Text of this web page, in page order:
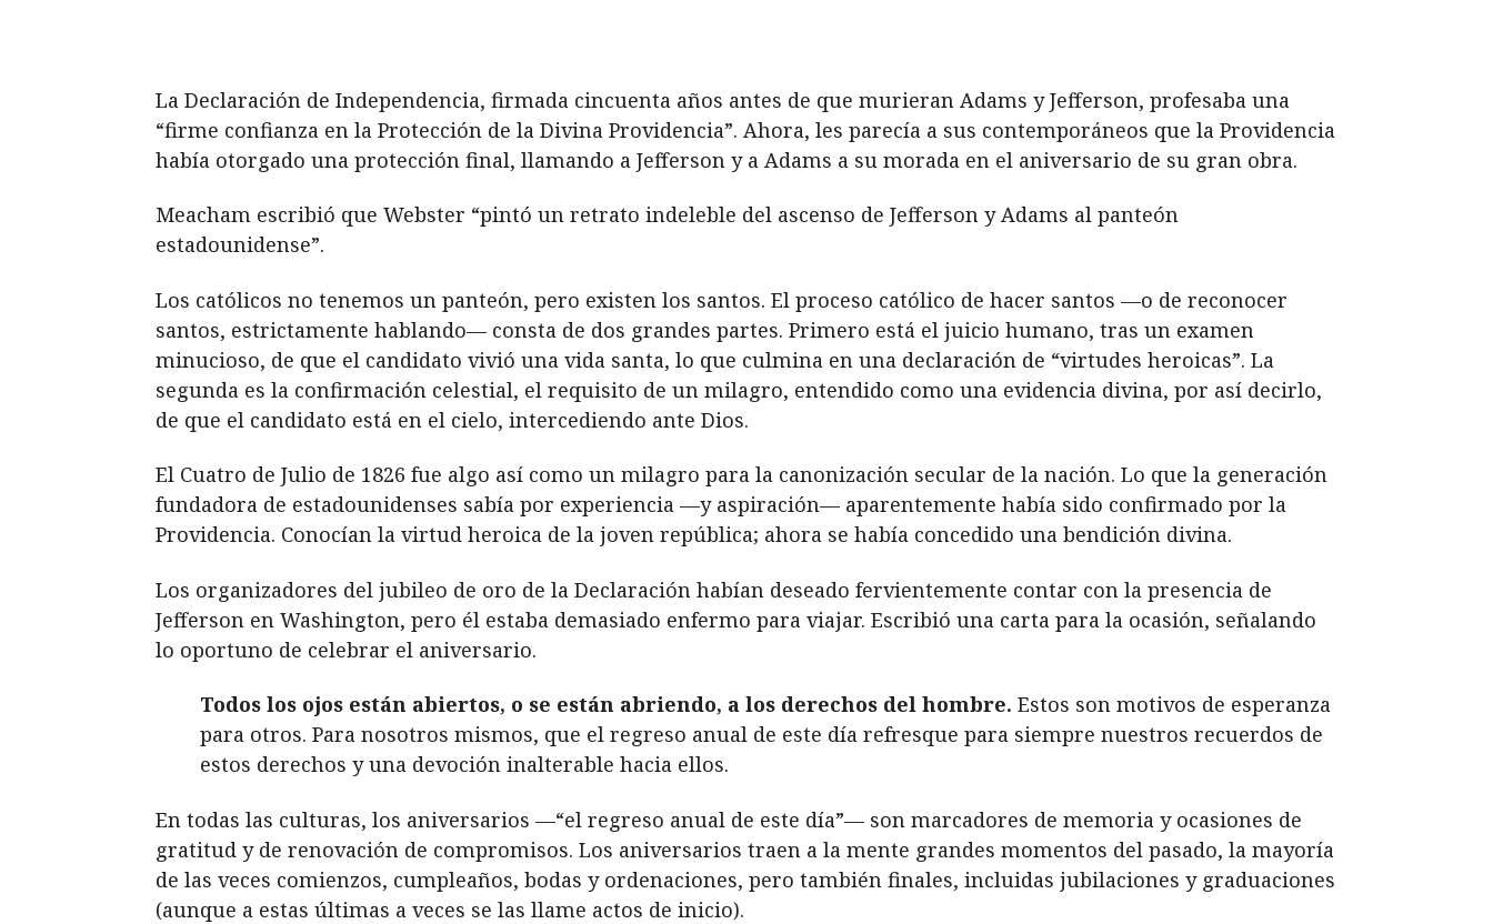
La Declaración de Independencia, firmada cincuenta años antes de que murieran Adams y Jefferson, profesaba una
“firme confianza en la Protección de la Divina Providencia”. Ahora, les parecía a sus contemporáneos que la Providencia
había otorgado una protección final, llamando a Jefferson y a Adams a su morada en el aniversario de su gran obra.
Meacham escribió que Webster “pintó un retrato indeleble del ascenso de Jefferson y Adams al panteón
estadounidense”.
Los católicos no tenemos un panteón, pero existen los santos. El proceso católico de hacer santos —o de reconocer
santos, estrictamente hablando— consta de dos grandes partes. Primero está el juicio humano, tras un examen
minucioso, de que el candidato vivió una vida santa, lo que culmina en una declaración de “virtudes heroicas”. La
segunda es la confirmación celestial, el requisito de un milagro, entendido como una evidencia divina, por así decirlo,
de que el candidato está en el cielo, intercediendo ante Dios.
El Cuatro de Julio de 1826 fue algo así como un milagro para la canonización secular de la nación. Lo que la generación
fundadora de estadounidenses sabía por experiencia —y aspiración— aparentemente había sido confirmado por la
Providencia. Conocían la virtud heroica de la joven república; ahora se había concedido una bendición divina.
Los organizadores del jubileo de oro de la Declaración habían deseado fervientemente contar con la presencia de
Jefferson en Washington, pero él estaba demasiado enfermo para viajar. Escribió una carta para la ocasión, señalando
lo oportuno de celebrar el aniversario.
Todos los ojos están abiertos, o se están abriendo, a los derechos del hombre. Estos son motivos de esperanza
para otros. Para nosotros mismos, que el regreso anual de este día refresque para siempre nuestros recuerdos de
estos derechos y una devoción inalterable hacia ellos.
En todas las culturas, los aniversarios —“el regreso anual de este día”— son marcadores de memoria y ocasiones de
gratitud y de renovación de compromisos. Los aniversarios traen a la mente grandes momentos del pasado, la mayoría
de las veces comienzos, cumpleaños, bodas y ordenaciones, pero también finales, incluidas jubilaciones y graduaciones
(aunque a estas últimas a veces se las llame actos de inicio).